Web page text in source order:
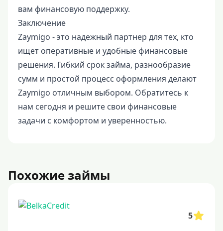
вам финансовую поддержку.
Заключение
Zaymigo - это надежный партнер для тех, кто
ищет оперативные и удобные финансовые
решения. Гибкий срок займа, разнообразие
сумм и простой процесс оформления делают
Zaymigo отличным выбором. Обратитесь к
нам сегодня и решите свои финансовые
задачи с комфортом и уверенностью.
Похожие займы
5